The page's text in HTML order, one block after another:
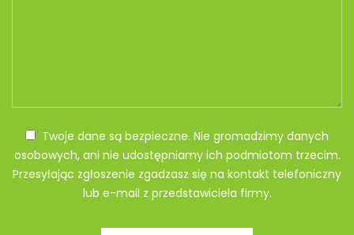
Twoje dane są bezpieczne. Nie gromadzimy danych
osobowych, ani nie udostępniamy ich podmiotom trzecim.
Przesyłając zgłoszenie zgadzasz się na kontakt telefoniczny
lub e-mail z przedstawiciela firmy.